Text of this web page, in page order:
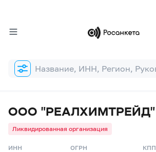
Форма
поиска
ООО "РЕАЛХИМТРЕЙД"
Ликвидированная организация
ИНН ОГРН КПП